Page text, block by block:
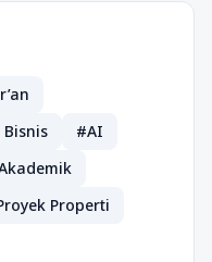
#AI
Properti